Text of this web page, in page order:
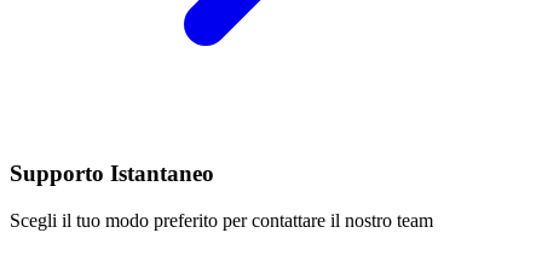
Supporto Istantaneo
Scegli il tuo modo preferito per contattare il nostro team